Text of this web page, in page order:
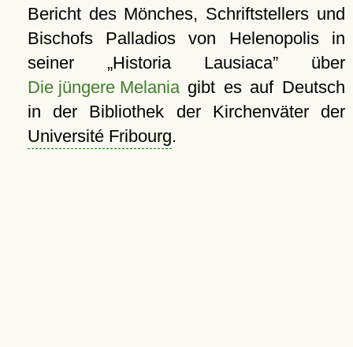
Bericht des Mönches, Schriftstellers und
Bischofs Palladios von Helenopolis in
seiner
Historia Lausiaca über
Die jüngere Melaniagibt es auf Deutsch
in der Bibliothek der Kirchenväter der
Université Fribourg.